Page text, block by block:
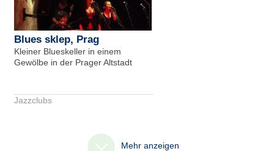
Blues sklep, Prag
Kleiner Blueskeller in einem
Gewölbe in der Prager Altstadt
Jazzclubs
Mehr anzeigen